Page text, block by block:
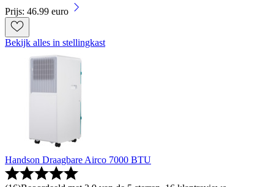
Prijs: 46.99 euro
Bekijk alles in stellingkast
Handson Draagbare Airco 7000 BTU